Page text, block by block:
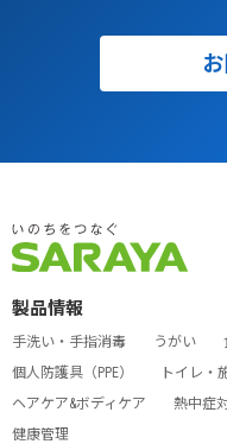
製品情報
手洗い・手指消毒 うがい
個人防護具（PPE）
トイレ・
ヘアケア&ボディケア
熱中症
健康管理